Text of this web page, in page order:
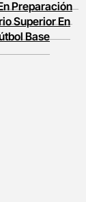
Preparación
Superior En
Base